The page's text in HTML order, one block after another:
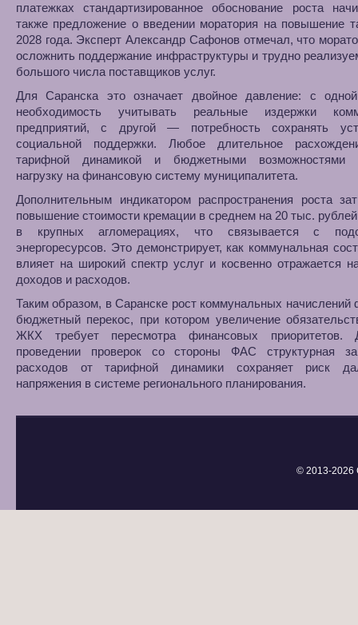
платежках стандартизированное обоснование роста
также предложение о введении моратория на повышение
2028 года. Эксперт Александр Сафонов отмечал, что
осложнить поддержание инфраструктуры и трудно
большого числа поставщиков услуг.
Для Саранска это означает двойное давление: с
необходимость учитывать реальные издержки
предприятий, с другой — потребность сохранять
социальной поддержки. Любое длительное
тарифной динамикой и бюджетными возможностями
нагрузку на финансовую систему муниципалитета.
Дополнительным индикатором распространения роста
повышение стоимости кремации в среднем на 20 тыс.
в крупных агломерациях, что связывается с
энергоресурсов. Это демонстрирует, как коммунальная
влияет на широкий спектр услуг и косвенно отражается
доходов и расходов.
Таким образом, в Саранске рост коммунальных начислений
бюджетный перекос, при котором увеличение
ЖКХ требует пересмотра финансовых приоритетов.
проведении проверок со стороны ФАС структурная
расходов от тарифной динамики сохраняет риск
напряжения в системе регионального планирования.
© 2013-2026